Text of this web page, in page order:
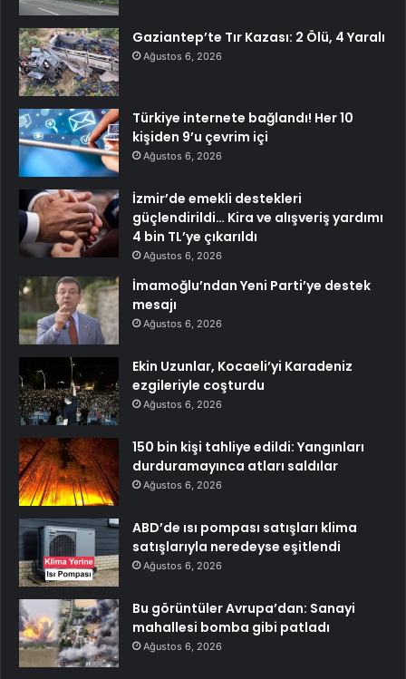
Gaziantep’te Tır Kazası: 2 Ölü, 4 Yaralı
Ağustos 6, 2026
Türkiye internete bağlandı! Her 10
kişiden 9’u çevrim içi
Ağustos 6, 2026
İzmir’de emekli destekleri
güçlendirildi… Kira ve alışveriş yardımı
4 bin TL’ye çıkarıldı
Ağustos 6, 2026
İmamoğlu’ndan Yeni Parti’ye destek
mesajı
Ağustos 6, 2026
Ekin Uzunlar, Kocaeli’yi Karadeniz
ezgileriyle coşturdu
Ağustos 6, 2026
150 bin kişi tahliye edildi: Yangınları
durduramayınca atları saldılar
Ağustos 6, 2026
ABD’de ısı pompası satışları klima
satışlarıyla neredeyse eşitlendi
Ağustos 6, 2026
Bu görüntüler Avrupa’dan: Sanayi
mahallesi bomba gibi patladı
Ağustos 6, 2026